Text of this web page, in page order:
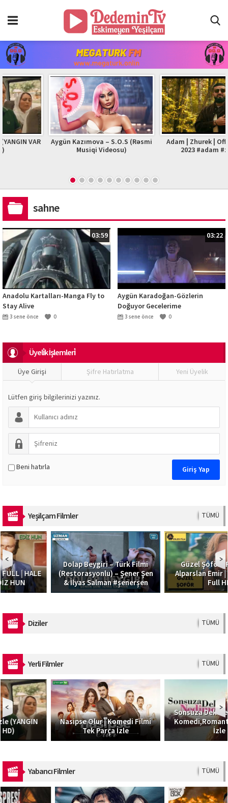
Aygün Kazımova – S.O.S (Rəsmi
Musiqi Videosu)
Adam | Zhurek | Official Video
2023 #adam #zhurek
sahne
03:59
Anadolu Kartalları-Manga Fly to
Stay Alive
3 sene önce 0
03:22
Aygün Karadoğan-Gözlerin
Doğuyor Gecelerime
3 sene önce 0
Üyeli̇k İşlemleri̇
Üye Girişi Şifre Hatırlatma Yeni Üyelik
Lütfen giriş bilgilerinizi yazınız.
Beni hatırla
Yeşilçam Filmler TÜMÜ
Dolap Beygiri – Türk Filmi
(Restorasyonlu) – Şener Şen
& İlyas Salman #şenerşen
Güzel Şoför | Filiz Akın,
Alparslan Emir | Türk Filmi |
Full HD
Diziler TÜMÜ
Yerli Filmler TÜMÜ
Nasipse Olur | Komedi Filmi
Tek Parça İzle
Sonsuza Dek Nedime I Türk
Komedi,Romantik Filmi HD
İzle
Yabancı Filmler TÜMÜ